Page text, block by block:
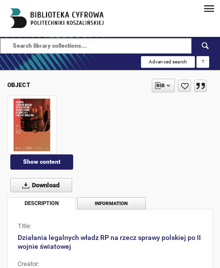
Advanced search ?
OBJECT
Show content
Download
DESCRIPTION INFORMATION
Title:
Działania legalnych władz RP na rzecz sprawy polskiej po II
wojnie światowej
Creator: